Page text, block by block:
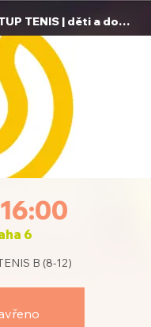
TENIS | děti a dospělí
6
B (8-12)